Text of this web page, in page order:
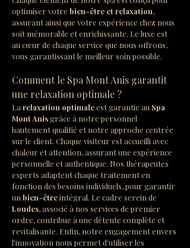
optimiser votre bien-être et relaxation,
assurant ainsi que votre expérience chez nous
soit mémorable et enrichissante. Le luxe est
au cœur de chaque service que nous offrons,
vous garantissant le meilleur soin possible.
Comment le Spa Mont Anis garantit
une relaxation optimale ?
La relaxation optimale est garantie au Spa
Mont Anis grâce à notre personnel
hautement qualifié et notre approche centrée
sur le client. Chaque visiteur est accueilli avec
chaleur et attention, assurant une expérience
personnelle et authentique. Nos thérapeutes
experts adaptent chaque traitement en
fonction des besoins individuels, pour garantir
un bien-être intégral. Le cadre serein de
Loudes, associé à nos services de premier
ordre, contribue à une détente complète et
revitalisante. Enfin, notre engagement envers
l'innovation nous permet d'utiliser les